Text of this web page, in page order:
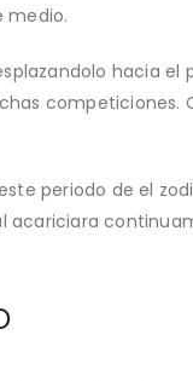
medio.
hacia el
competiciones.
periodo de el
acariciara